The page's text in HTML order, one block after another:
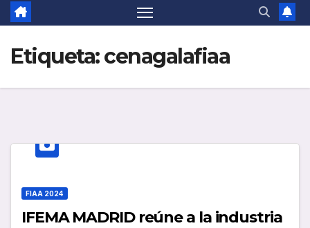
Etiqueta:cenagalafiaa
FIAA 2024
IFEMA MADRID reúne a la industria